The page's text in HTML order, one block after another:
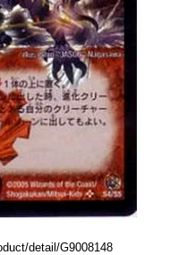
detail/G9008148